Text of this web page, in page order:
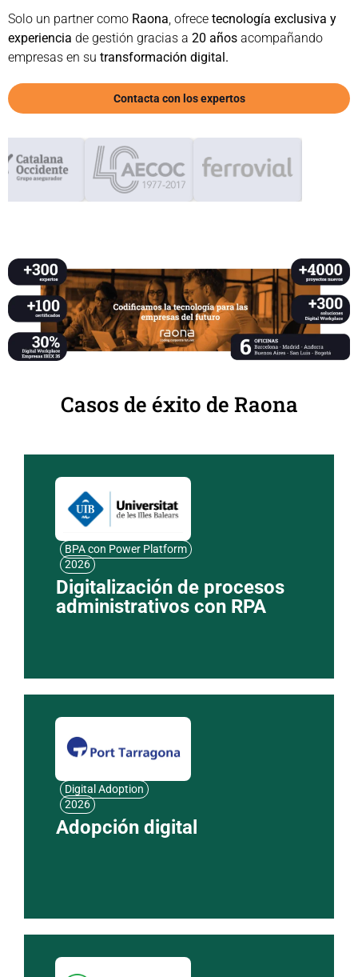
Solo un partner como Raona, ofrece tecnología exclusiva y
experiencia de gestión gracias a 20 años acompañando
empresas en su transformación digital.
Contacta con los expertos
Casos de éxito de Raona
BPA con Power Platform
2026
Digitalización de procesos
administrativos con RPA
Digital Adoption
2026
Adopción digital